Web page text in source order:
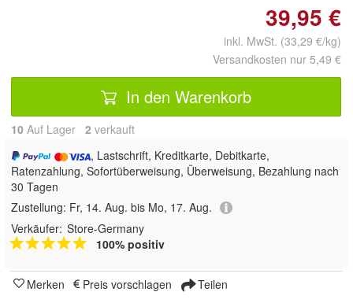
39,95 €
inkl. MwSt. (33,29 €/kg)
Versandkosten nur 5,49 €
In den Warenkorb
10 Auf Lager 2 verkauft
, Lastschrift, Kreditkarte, Debitkarte,
Ratenzahlung, Sofortüberweisung, Überweisung, Bezahlung nach
30 Tagen
Zustellung: Fr, 14. Aug. bis Mo, 17. Aug.
Verkäufer: Store-Germany
100% positiv
Merken Preis vorschlagen Teilen